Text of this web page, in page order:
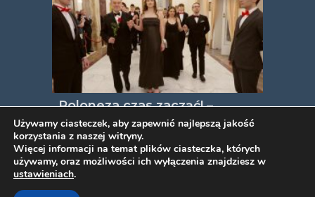
„Poloneza czas zacząć! –
Uroczysty Polonez Uczniów
Szkół Polskich w Rzymie i Ostii”
Używamy ciasteczek, aby zapewnić najlepszą jakość
korzystania z naszej witryny.
Więcej informacji na temat plików ciasteczka, których
używamy, oraz możliwości ich wyłączenia znajdziesz w
ustawieniach.